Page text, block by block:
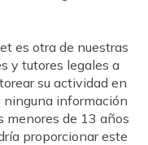
es otra de nuestras
y tutores legales a
su actividad en
ninguna información
menores de 13 años
proporcionar este